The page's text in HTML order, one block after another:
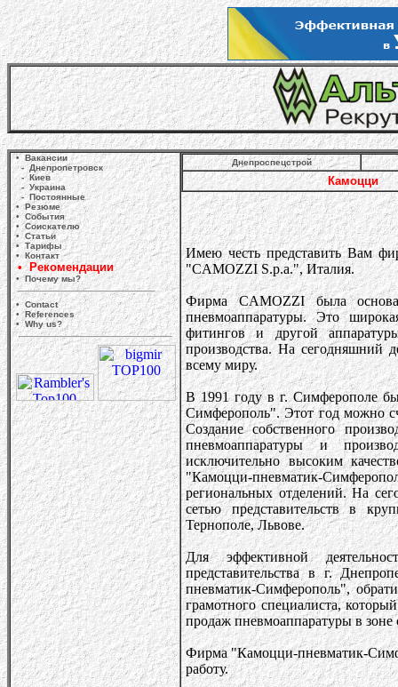
• Вакансии
- Днепропетровск
- Киев
- Украина
- Постоянные
• Резюме
• События
• Соискателю
• Статьи
• Тарифы
• Контакт
• Рекомендации
• Почему мы?
• Contact
• References
• Why us?
Днепроспецстрой
Камоцци
Имею честь представить Вам
"CAMOZZI S.p.a.", Италия.
Фирма CAMOZZI была
пневмоаппаратуры. Это
фитингов и другой
производства. На сегодняшний
всему миру.
В 1991 году в г. Симферополе
Симферополь". Этот год можно
Создание собственного
пневмоаппаратуры и
исключительно высоким
"Камоцци-пневматик-
региональных отделений. На
сетью представительств в
Тернополе, Львове.
Для эффективной
представительства в г.
пневматик-Симферополь",
грамотного специалиста,
продаж пневмоаппаратуры в зоне
Фирма "Камоцци-пневматик-
работу.